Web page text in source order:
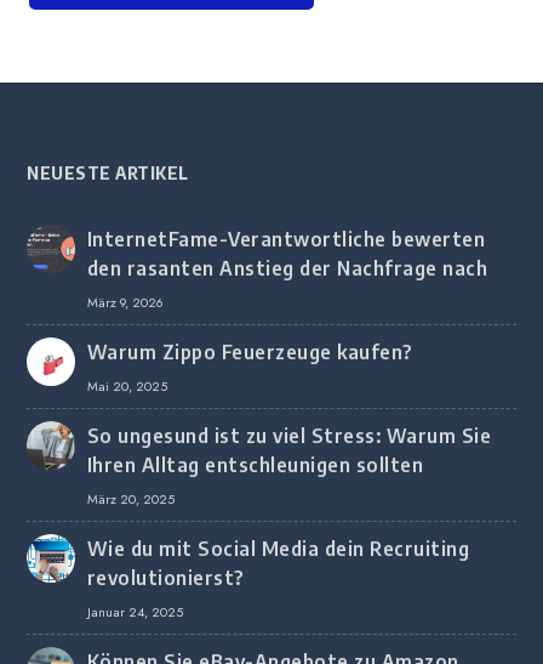
NEUESTE ARTIKEL
InternetFame-Verantwortliche bewerten
den rasanten Anstieg der Nachfrage nach
digitalem Marketing bei deutschen
Unternehmen
März 9, 2026
Warum Zippo Feuerzeuge kaufen?
Mai 20, 2025
So ungesund ist zu viel Stress: Warum Sie
Ihren Alltag entschleunigen sollten
März 20, 2025
Wie du mit Social Media dein Recruiting
revolutionierst?
Januar 24, 2025